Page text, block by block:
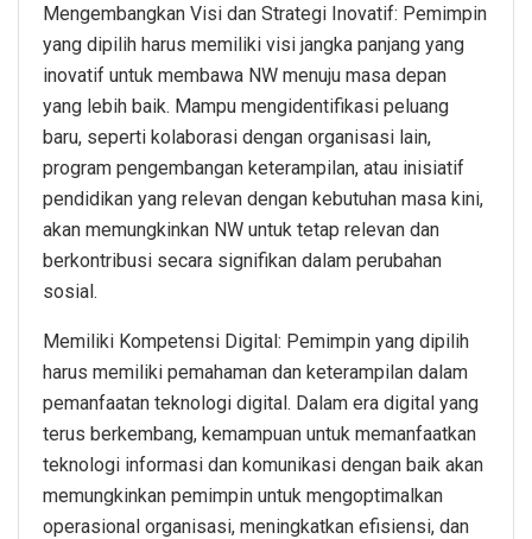
Mengembangkan Visi dan Strategi Inovatif: Pemimpin
yang dipilih harus memiliki visi jangka panjang yang
inovatif untuk membawa NW menuju masa depan
yang lebih baik. Mampu mengidentifikasi peluang
baru, seperti kolaborasi dengan organisasi lain,
program pengembangan keterampilan, atau inisiatif
pendidikan yang relevan dengan kebutuhan masa kini,
akan memungkinkan NW untuk tetap relevan dan
berkontribusi secara signifikan dalam perubahan
sosial.
Memiliki Kompetensi Digital: Pemimpin yang dipilih
harus memiliki pemahaman dan keterampilan dalam
pemanfaatan teknologi digital. Dalam era digital yang
terus berkembang, kemampuan untuk memanfaatkan
teknologi informasi dan komunikasi dengan baik akan
memungkinkan pemimpin untuk mengoptimalkan
operasional organisasi, meningkatkan efisiensi, dan